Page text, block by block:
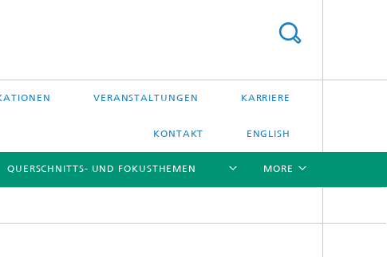
VERANSTALTUNGEN KARRIERE
KONTAKT ENGLISH
QUERSCHNITTS- UND FOKUSTHEMEN MORE